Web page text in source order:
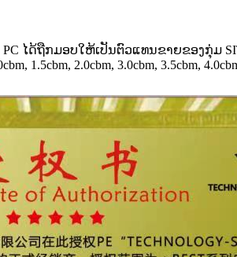
ໄດ້ຖືກມອບໃຫ້ເປັນຕົວແທນຂາຍຂອງກຸ່ມ
1.5cbm, 2.0cbm, 3.0cbm,